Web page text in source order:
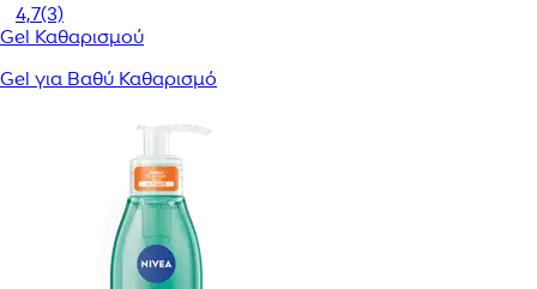
4,7(3)
Gel Καθαρισμού
Gel για Βαθύ Καθαρισμό